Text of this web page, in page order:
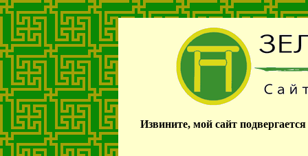
Извините, мой сайт